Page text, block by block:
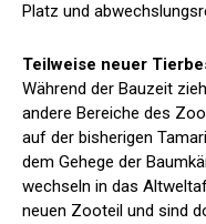
Platz und
Teilweise neuer
Während der Bauzeit
andere Bereiche des
auf der bisherigen
dem Gehege der
wechseln in das
neuen Zooteil und sind